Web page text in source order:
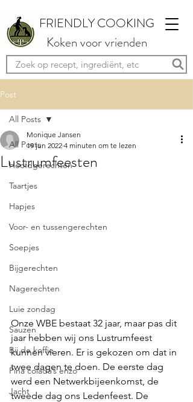
FRIENDLY COOKING
Koken voor vrienden
Post
All Posts
Hoofdgerechten
Taartjes
Hapjes
Voor- en tussengerechten
Soepjes
Bijgerechten
Nagerechten
Luie zondag
Sauzen
Bij de koffie
Pina colada’s enzo
Jacht
All Posts
Lustrumfeesten
Monique Jansen
19 jun 2022 4 minuten om te lezen
Onze WBE bestaat 32 jaar, maar pas dit
jaar hebben wij ons Lustrumfeest
kunnen vieren. Er is gekozen om dat in
twee dagen te doen. De eerste dag
werd een Netwerkbijeenkomst, de
tweede dag ons Ledenfeest. De